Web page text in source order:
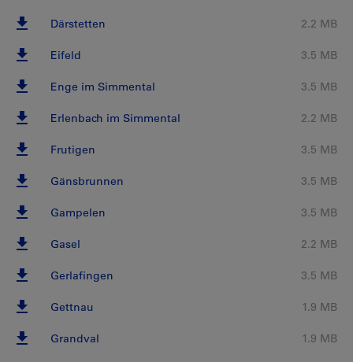
2.2 MB
Därstetten
3.5 MB
Eifeld
3.5 MB
Enge im Simmental
2.2 MB
Erlenbach im Simmental
3.5 MB
Frutigen
3.5 MB
Gänsbrunnen
3.5 MB
Gampelen
2.2 MB
Gasel
3.5 MB
Gerlafingen
1.9 MB
Gettnau
1.9 MB
Grandval